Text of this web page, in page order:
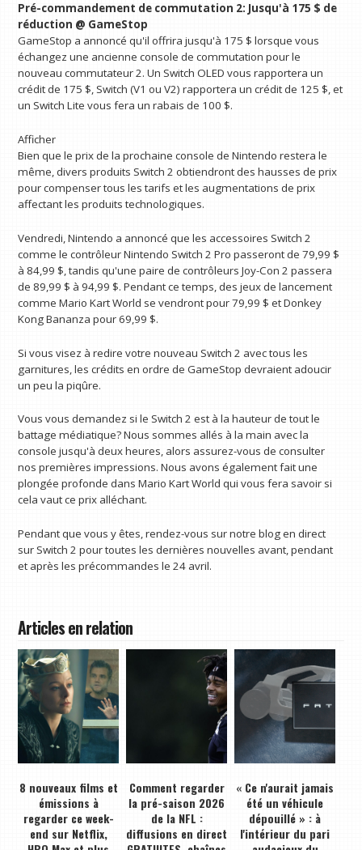
Pré-commandement de commutation 2: Jusqu'à 175 $ de
réduction @ GameStop
GameStop a annoncé qu'il offrira jusqu'à 175 $ lorsque vous
échangez une ancienne console de commutation pour le
nouveau commutateur 2. Un Switch OLED vous rapportera un
crédit de 175 $, Switch (V1 ou V2) rapportera un crédit de 125 $, et
un Switch Lite vous fera un rabais de 100 $.
Afficher
Bien que le prix de la prochaine console de Nintendo restera le
même, divers produits Switch 2 obtiendront des hausses de prix
pour compenser tous les tarifs et les augmentations de prix
affectant les produits technologiques.
Vendredi, Nintendo a annoncé que les accessoires Switch 2
comme le contrôleur Nintendo Switch 2 Pro passeront de 79,99 $
à 84,99 $, tandis qu'une paire de contrôleurs Joy-Con 2 passera
de 89,99 $ à 94,99 $. Pendant ce temps, des jeux de lancement
comme Mario Kart World se vendront pour 79,99 $ et Donkey
Kong Bananza pour 69,99 $.
Si vous visez à redire votre nouveau Switch 2 avec tous les
garnitures, les crédits en ordre de GameStop devraient adoucir
un peu la piqûre.
Vous vous demandez si le Switch 2 est à la hauteur de tout le
battage médiatique? Nous sommes allés à la main avec la
console jusqu'à deux heures, alors assurez-vous de consulter
nos premières impressions. Nous avons également fait une
plongée profonde dans Mario Kart World qui vous fera savoir si
cela vaut ce prix alléchant.
Pendant que vous y êtes, rendez-vous sur notre blog en direct
sur Switch 2 pour toutes les dernières nouvelles avant, pendant
et après les précommandes le 24 avril.
Articles en relation
8 nouveaux films et
émissions à
regarder ce week-
end sur Netflix,
Comment regarder
la pré-saison 2026
de la NFL :
diffusions en direct
« Ce n'aurait jamais
été un véhicule
dépouillé » : à
l'intérieur du pari